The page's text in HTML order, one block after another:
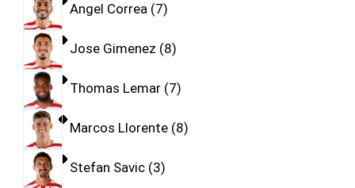
Angel Correa 7
Jose Gimenez 8
Thomas Lemar 7
Marcos Llorente 8
Stefan Savic 3